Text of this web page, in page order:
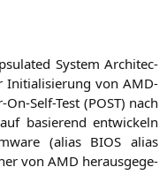
Sys­tem Archi­tec­
Initia­li­sie­rung von AMD-
Self-Test (POST) nach
basie­rend ent­wi­ckeln
(ali­as BIOS ali­as
von AMD her­aus­ge­ge­